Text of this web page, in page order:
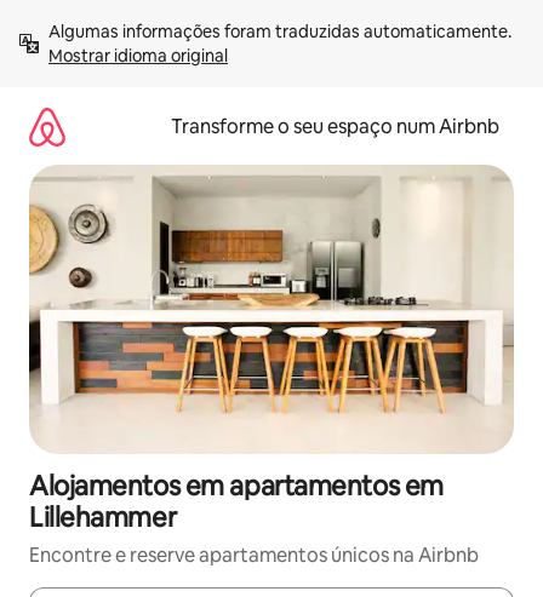
para
Mostrar idioma original
Transforme o seu espaço num Airbnb
Alojamentos em apartamentos em
Lillehammer
Encontre e reserve apartamentos únicos na Airbnb